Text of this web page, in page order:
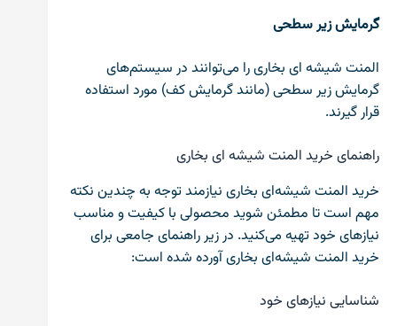
گرمایش زیر سطحی
المنت شیشه ای بخاری را می‌توانند در سیستم‌های
گرمایش زیر سطحی (مانند گرمایش کف) مورد استفاده
قرار گیرند.
راهنمای خرید المنت شیشه ای بخاری
خرید المنت شیشه‌ای بخاری نیازمند توجه به چندین نکته
مهم است تا مطمئن شوید محصولی با کیفیت و مناسب
نیازهای خود تهیه می‌کنید. در زیر راهنمای جامعی برای
خرید المنت شیشه‌ای بخاری آورده شده است:
شناسایی نیازهای خود